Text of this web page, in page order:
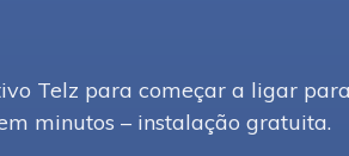
Telz para começar a ligar
minutos – instalação gratuita.